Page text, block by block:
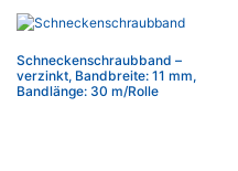
Schneckenschraubband –
verzinkt, Bandbreite: 11 mm,
Bandlänge: 30 m/Rolle